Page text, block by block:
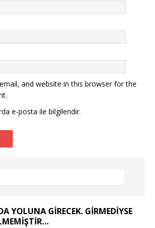
and website in this browser for the
e-posta ile bilgilendir.
YOLUNA GIRECEK. GIRMEDIYSE